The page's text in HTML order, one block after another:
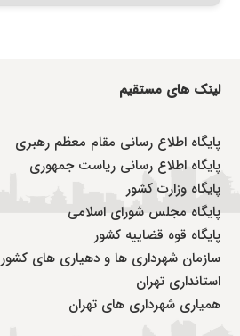
لینک های مستقیم
پایگاه اطلاع رسانی مقام معظم رهبری
پایگاه اطلاع رسانی ریاست جمهوری
پایگاه وزارت کشور
پایگاه مجلس شورای اسلامی
پایگاه قوه قضاییه کشور
سازمان شهرداری ها و دهیاری های کشور
استانداری تهران
همیاری شهرداری های تهران